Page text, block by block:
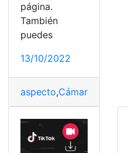
página.
También
puedes
13/10/2022
aspecto,Cámara